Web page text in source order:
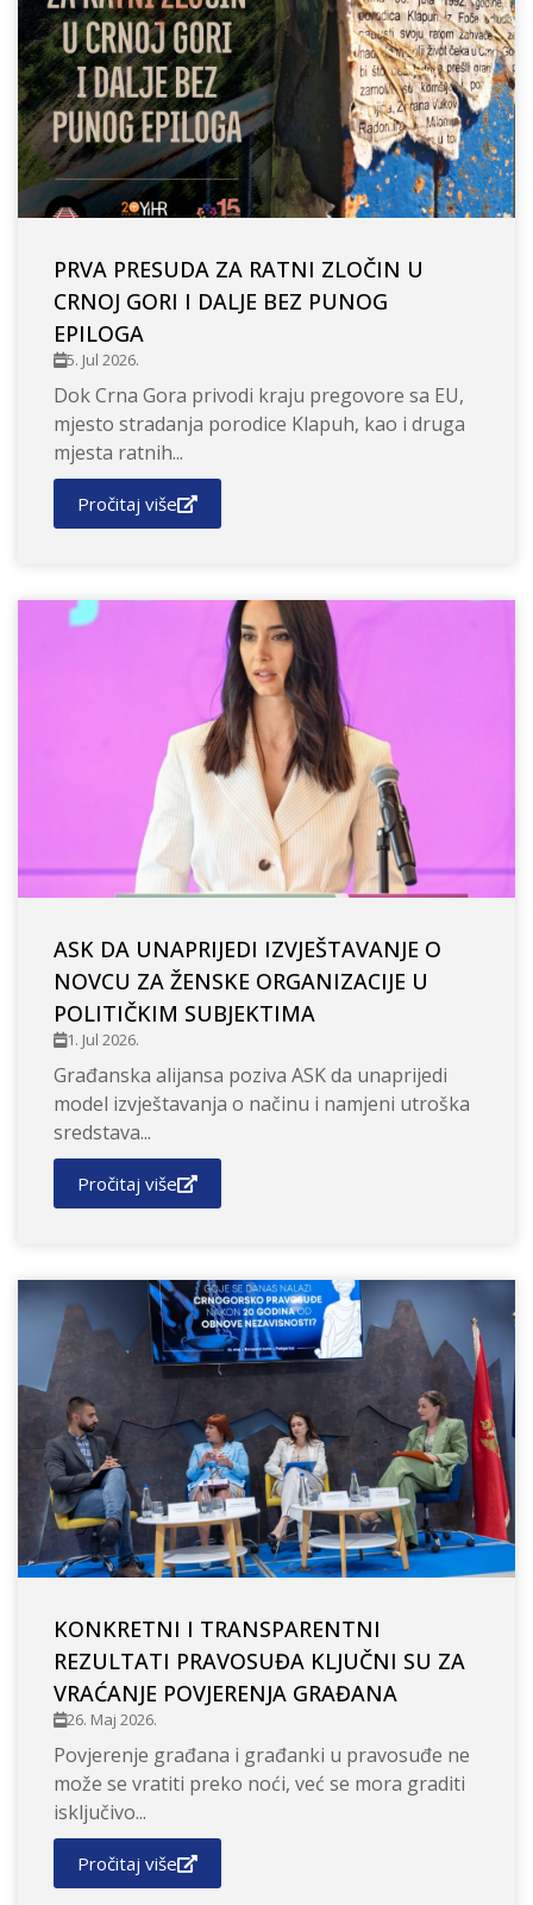
PRVA PRESUDA ZA RATNI ZLOČIN U
CRNOJ GORI I DALJE BEZ PUNOG
EPILOGA
5. Jul 2026.
Dok Crna Gora privodi kraju pregovore sa EU,
mjesto stradanja porodice Klapuh, kao i druga
mjesta ratnih...
Pročitaj više
ASK DA UNAPRIJEDI IZVJEŠTAVANJE O
NOVCU ZA ŽENSKE ORGANIZACIJE U
POLITIČKIM SUBJEKTIMA
1. Jul 2026.
Građanska alijansa poziva ASK da unaprijedi
model izvještavanja o načinu i namjeni utroška
sredstava...
Pročitaj više
KONKRETNI I TRANSPARENTNI
REZULTATI PRAVOSUĐA KLJUČNI SU ZA
VRAĆANJE POVJERENJA GRAĐANA
26. Maj 2026.
Povjerenje građana i građanki u pravosuđe ne
može se vratiti preko noći, već se mora graditi
isključivo...
Pročitaj više